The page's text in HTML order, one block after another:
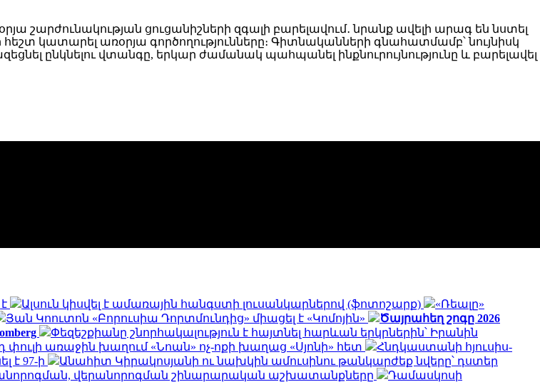
ցուցանիշների զգալի բարելավում․ նրանք ավելի արագ են նստել
կատարել առօրյա գործողությունները։ Գիտնականների գնահատմամբ՝ նույնիսկ
ընկնելու վտանգը, երկար ժամանակ պահպանել ինքնուրույնությունը և բարելավել
Ալսուն կիսվել է ամառային հանգստի լուսանկարներով (ֆոտոշարք)
«Ռեալը»
Յան Կոուտոն «Բորուսիա Դորտմունդից» միացել է «Կոմոյին»
Ծայրահեղ շոգը 2026
Փեզեշքիանը շնորհակալություն է հայտնել հարևան երկրներին՝ Իրանին
առաջին խաղում «Նոան» ոչ-ոքի խաղաց «Սյոնի» հետ
Հնդկաստանի հյուսիս-
է 97-ի
Անահիտ Կիրակոսյանի ու նախկին ամուսինու թանկարժեք նվերը՝ դստեր
վերանորոգման շինարարական աշխատանքները
Դամասկոսի